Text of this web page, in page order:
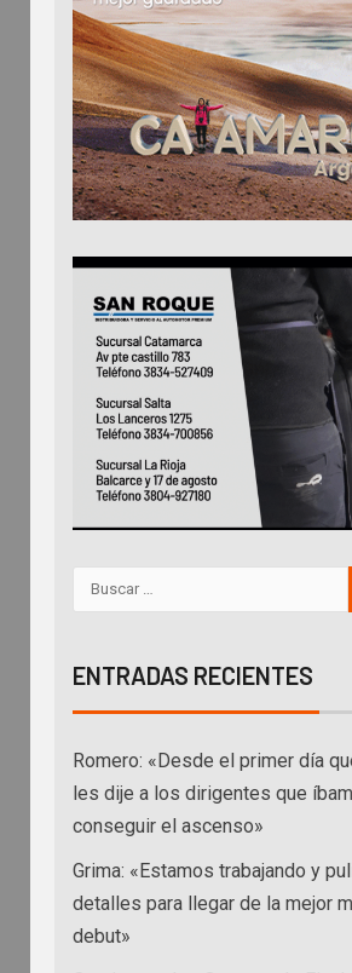
ENTRADAS RECIENTES
Romero: «Desde el primer día
les dije a los dirigentes que
conseguir el ascenso»
Grima: «Estamos trabajando y
detalles para llegar de la mejor
debut»